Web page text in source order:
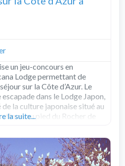
un jeu-concours en
Lodge permettant de
sur la Côte d’Azur. Le
dans le Lodge Japon,
la culture japonaise situé au
au pied du Rocher de
la suite...